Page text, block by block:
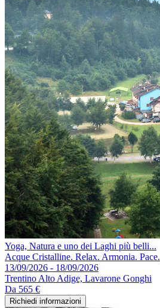
Yoga, Natura e uno dei Laghi più belli...
Acque Cristalline. Relax. Armonia. Pace.
13/09/2026 - 18/09/2026
Trentino Alto Adige, Lavarone Gonghi
Da 565 €
Richiedi informazioni